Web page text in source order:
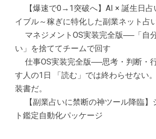
【爆速で0→1突破へ】AI × 誕生日
イブル～稼ぎに特化した副業ネット占
マネジメントOS実装完全版──「自
い」を捨ててチームで回す
仕事OS実装完全版──思考・判断・
す人の1日 「読む」では終わらせない
装書だ。
【副業占いに禁断の神ツール降臨
ト鑑定自動化パッケージ